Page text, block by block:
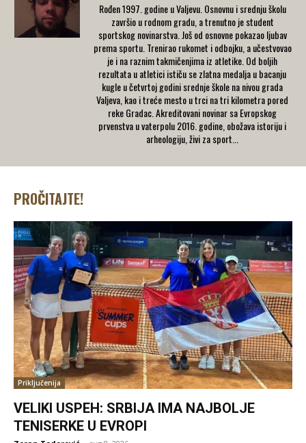
Rođen 1997. godine u Valjevu. Osnovnu i srednju školu
završio u rodnom gradu, a trenutno je student
sportskog novinarstva. Još od osnovne pokazao ljubav
prema sportu. Trenirao rukomet i odbojku, a učestvovao
je i na raznim takmičenjima iz atletike. Od boljih
rezultata u atletici ističu se zlatna medalja u bacanju
kugle u četvrtoj godini srednje škole na nivou grada
Valjeva, kao i treće mesto u trci na tri kilometra pored
reke Gradac. Akreditovani novinar sa Evropskog
prvenstva u vaterpolu 2016. godine, obožava istoriju i
arheologiju, živi za sport...
PROČITAJTE!
Priključenija
VELIKI USPEH: SRBIJA IMA NAJBOLJE
TENISERKE U EVROPI